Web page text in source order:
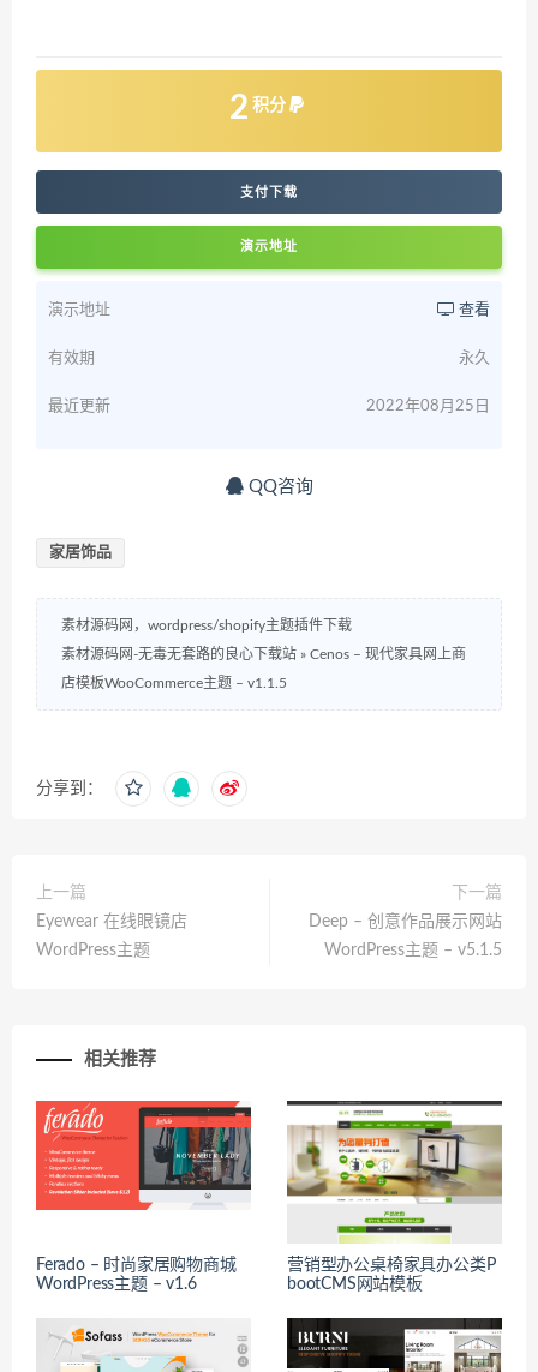
2 积分
支付下载
演示地址
演示地址 查看
有效期 永久
最近更新 2022年08月25日
QQ咨询
家居饰品
素材源码网，wordpress/shopify主题插件下载
素材源码网-无毒无套路的良心下载站 » Cenos – 现代家具网上商
店模板WooCommerce主题 – v1.1.5
分享到：
上一篇
Eyewear 在线眼镜店
WordPress主题
下一篇
Deep – 创意作品展示网站
WordPress主题 – v5.1.5
相关推荐
Ferado – 时尚家居购物商城
WordPress主题 – v1.6
营销型办公桌椅家具办公类P
bootCMS网站模板